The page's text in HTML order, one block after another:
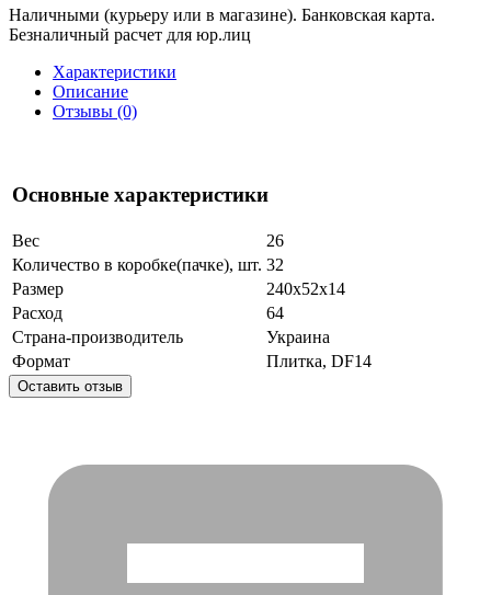
Наличными (курьеру или в магазине). Банковская карта.
Безналичный расчет для юр.лиц
Характеристики
Описание
Отзывы (0)
Основные характеристики
Вес
26
Количество в коробке(пачке), шт. 32
Размер
240x52x14
Расход
64
Страна-производитель
Украина
Формат
Плитка, DF14
Оставить отзыв